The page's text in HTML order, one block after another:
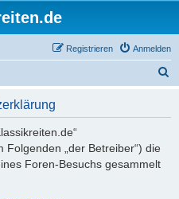
Anmelden
Registrieren
Folgenden „der Betreiber“) die
Foren-Besuchs gesammelt